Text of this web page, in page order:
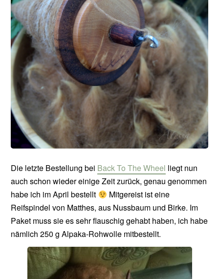
Die letzte Bestellung bei Back To The Wheel liegt nun
auch schon wieder einige Zeit zurück, genau genommen
habe ich im April bestellt
Mitgereist ist eine
Reifspindel von Matthes, aus Nussbaum und Birke. Im
Paket muss sie es sehr flauschig gehabt haben, ich habe
nämlich 250 g Alpaka-Rohwolle mitbestellt.